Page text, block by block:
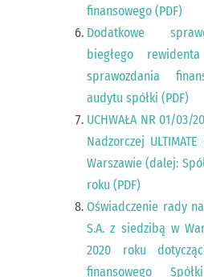
finansowego (PDF)
Dodatkowe
biegłego
sprawozdania
audytu spółki (PDF)
UCHWAŁA NR 01/03/
Nadzorczej
Warszawie (dalej:
roku (PDF)
Oświadczenie rady
S.A. z siedzibą w
2020 roku
finansowego